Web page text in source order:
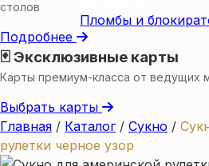
Пломбы и
столов
Подробнее
🃏 Эксклюзивные карты
Карты премиум-класса от ведущих
Выбрать карты
Главная / Каталог / Сукно /
рулетки черное узор